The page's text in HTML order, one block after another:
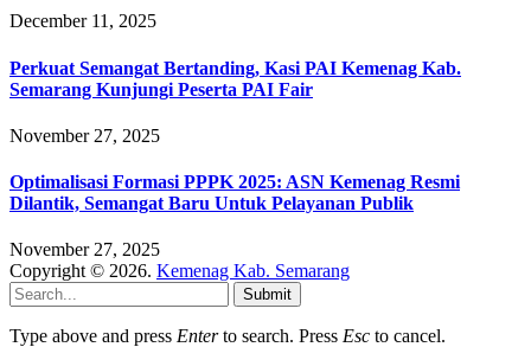
December 11, 2025
Perkuat Semangat Bertanding, Kasi PAI Kemenag Kab.
Semarang Kunjungi Peserta PAI Fair
November 27, 2025
Optimalisasi Formasi PPPK 2025: ASN Kemenag Resmi
Dilantik, Semangat Baru Untuk Pelayanan Publik
November 27, 2025
Copyright © 2026. Kemenag Kab. Semarang
Submit
Type above and press Enterto search. Press Esc to cancel.